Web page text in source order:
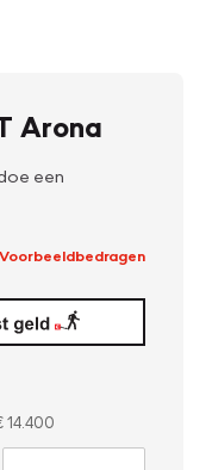
Arona
een
Voorbeeldbedragen
14.400